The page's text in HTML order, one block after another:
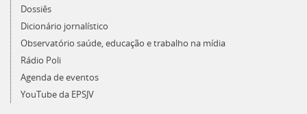
Dossiês
Dicionário jornalístico
Observatório saúde, educação e trabalho na mídia
Rádio Poli
Agenda de eventos
YouTube da EPSJV